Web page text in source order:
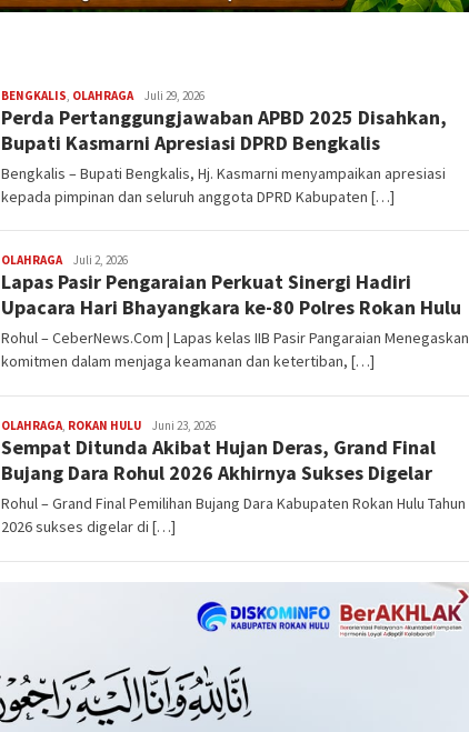
BENGKALIS OLAHRAGA Redaksi
Juli 29, 2026
Perda Pertanggungjawaban APBD 2025 Disahkan,
Bupati Kasmarni Apresiasi DPRD Bengkalis
Bengkalis – Bupati Bengkalis, Hj. Kasmarni menyampaikan apresiasi
kepada pimpinan dan seluruh anggota DPRD Kabupaten […]
OLAHRAGARedaksi
Juli 2, 2026
Lapas Pasir Pengaraian Perkuat Sinergi Hadiri
Upacara Hari Bhayangkara ke-80 Polres Rokan Hulu
Rohul – CeberNews.Com | Lapas kelas IIB Pasir Pangaraian Menegaskan
komitmen dalam menjaga keamanan dan ketertiban, […]
OLAHRAGA, ROKAN HULU Redaksi
Juni 23, 2026
Sempat Ditunda Akibat Hujan Deras, Grand Final
Bujang Dara Rohul 2026 Akhirnya Sukses Digelar
Rohul – Grand Final Pemilihan Bujang Dara Kabupaten Rokan Hulu Tahun
2026 sukses digelar di […]